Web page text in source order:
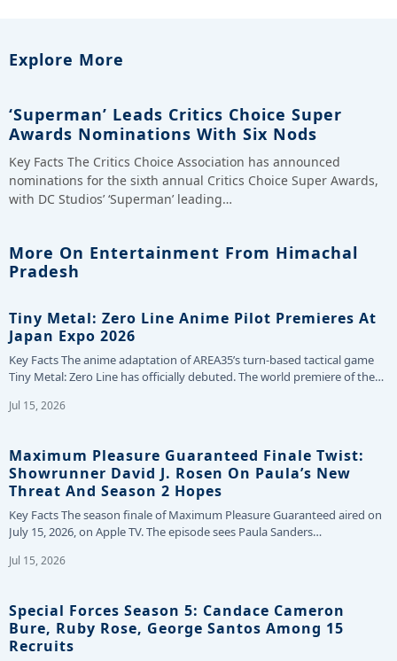
Explore More
‘Superman’ Leads Critics Choice Super
Awards Nominations With Six Nods
Key Facts The Critics Choice Association has announced
nominations for the sixth annual Critics Choice Super Awards,
with DC Studios’ ‘Superman’ leading…
More On Entertainment From Himachal
Pradesh
Tiny Metal: Zero Line Anime Pilot Premieres At
Japan Expo 2026
Key Facts The anime adaptation of AREA35’s turn-based tactical game
Tiny Metal: Zero Line has officially debuted. The world premiere of the…
Jul 15, 2026
Maximum Pleasure Guaranteed Finale Twist:
Showrunner David J. Rosen On Paula’s New
Threat And Season 2 Hopes
Key Facts The season finale of Maximum Pleasure Guaranteed aired on
July 15, 2026, on Apple TV. The episode sees Paula Sanders…
Jul 15, 2026
Special Forces Season 5: Candace Cameron
Bure, Ruby Rose, George Santos Among 15
Recruits